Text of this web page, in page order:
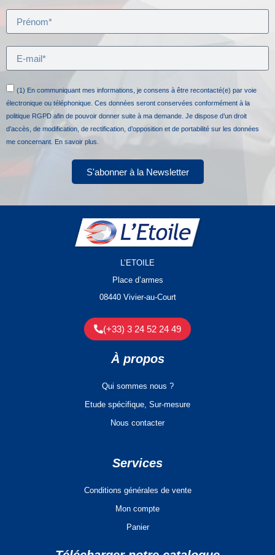
(1) En communiquant mes informations, je consens à être recontacté(e) par voie
électronique ou téléphonique. Ces données seront conservées conformément à la
politique RGPD afin de pouvoir donner suite à ma demande. Je dispose d’un droit
d’accès, de modification, de rectification, d’opposition et de portabilité sur les données
me concernant.
En savoir plus.
S'abonner à la Newsletter
L’ETOILE
Place d’armes
08440 Vivier-au-Court
(+33) 3 24 52 24 49
À propos
Qui sommes nous ?
Etude spécifique, Sur-mesure
Nous contacter
Services
Conditions générales de vente
Mon compte
Panier